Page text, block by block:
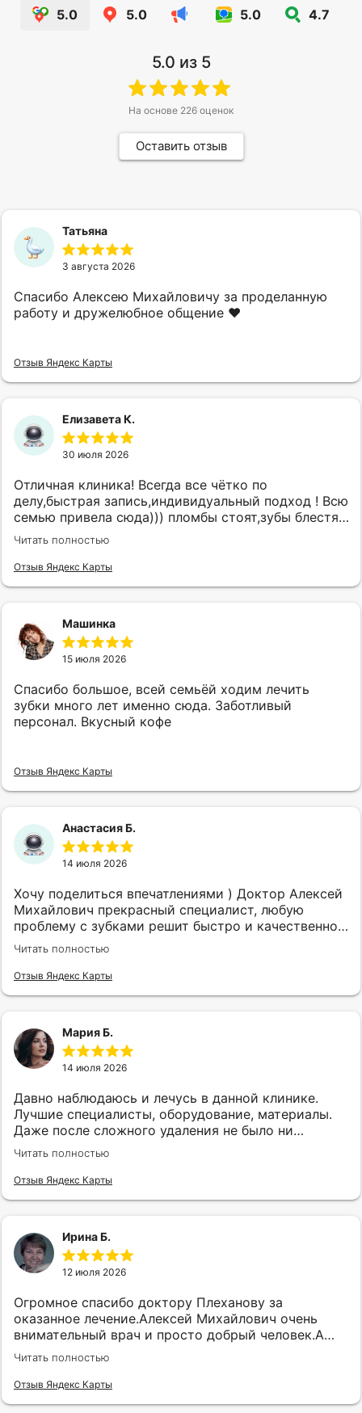
5.0 5.0 5.0 4.7
5.0 из 5
На основе 226 оценок
Оставить отзыв
Татьяна
3 августа 2026
Спасибо Алексею Михайловичу за проделанную
работу и дружелюбное общение ❤️
Отзыв Яндекс Карты
Елизавета К.
30 июля 2026
Отличная клиника! Всегда все чётко по
делу,быстрая запись,индивидуальный подход ! Всю
семью привела сюда))) пломбы стоят,зубы блестят
!Читать полностью
Отзыв Яндекс Карты
Машинка
15 июля 2026
Спасибо большое, всей семьёй ходим лечить
зубки много лет именно сюда. Заботливый
персонал. Вкусный кофе
Отзыв Яндекс Карты
Анастасия Б.
14 июля 2026
Хочу поделиться впечатлениями ) Доктор Алексей
Михайлович прекрасный специалист, любую
проблему с зубками решит быстро и качественно,
очень советую посетить клинику тем кто ищет
хорошего специалиста!
Читать полностью
Отзыв Яндекс Карты
Мария Б.
14 июля 2026
Давно наблюдаюсь и лечусь в данной клинике.
Лучшие специалисты, оборудование, материалы.
Даже после сложного удаления не было ни
опухлостей, ни синяков, ни проблем с поеданием
пищи. Безгранично благодарна. Доверяю свои
зубки только в их руки.
Читать полностью
Отзыв Яндекс Карты
Ирина Б.
12 июля 2026
Огромное спасибо доктору Плеханову за
оказанное лечение.Алексей Михайлович очень
внимательный врач и просто добрый человек.А
человеческий фактор имеет большое
значение.Мне было запломбировано четыре зуба.Я
очень довольна.И ещё большой плюс то,что
Читать полностью
Отзыв Яндекс Карты